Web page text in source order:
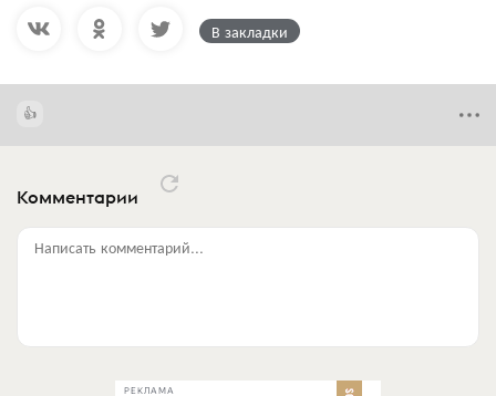
В закладки
Комментарии
Написать комментарий...
РЕКЛАМА